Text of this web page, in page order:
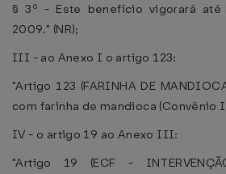
§ 3º - Este benefício vigorará
2009." (NR);
III - ao Anexo I o artigo 123:
"Artigo 123 (FARINHA DE
com farinha de mandioca (Convênio
IV - o artigo 19 ao Anexo III:
"Artigo 19 (ECF -